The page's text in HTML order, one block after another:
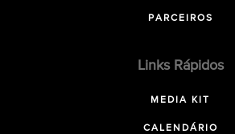
PARCEIROS
Links Rápidos
MEDIA KIT
CALENDÁRIO